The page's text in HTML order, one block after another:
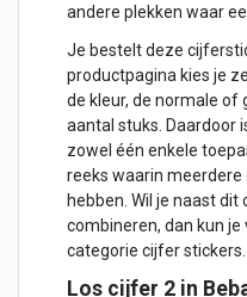
andere plekken waar
Je bestelt deze
productpagina kies je
de kleur, de normale of
aantal stuks. Daardoor
zowel één enkele
reeks waarin
hebben. Wil je naast
combineren, dan kun je
categorie cijfer stickers
Los cijfer 2 in